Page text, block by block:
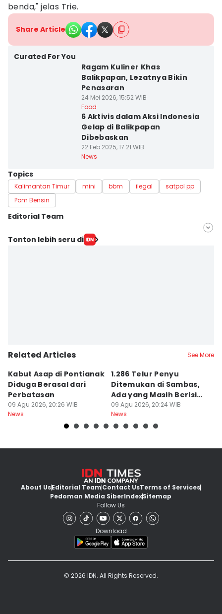
benda," jelas Trie.
Share Article
Curated For You
Ragam Kuliner Khas
Balikpapan, Lezatnya Bikin
Penasaran
24 Mei 2026, 15:52 WIB
Food
6 Aktivis dalam Aksi Indonesia
Gelap di Balikpapan
Dibebaskan
22 Feb 2025, 17:21 WIB
News
Topics
Kalimantan Timur mini bbm ilegal
satpol pp
Pom Bensin
Editorial Team
Editor
Tonton lebih seru di
Related Articles See More
Kabut Asap di Pontianak
Diduga Berasal dari
Perbatasan
09 Agu 2026, 20:26 WIB
News
1.286 Telur Penyu
Ditemukan di Sambas,
Ada yang Masih Berisi
Embrio
09 Agu 2026, 20:24 WIB
News
About UsEditorial TeamContact UsTerms of Services
Pedoman Media SiberIndexSitemap
Follow Us
Download
© 2026 IDN. All Rights Reserved.